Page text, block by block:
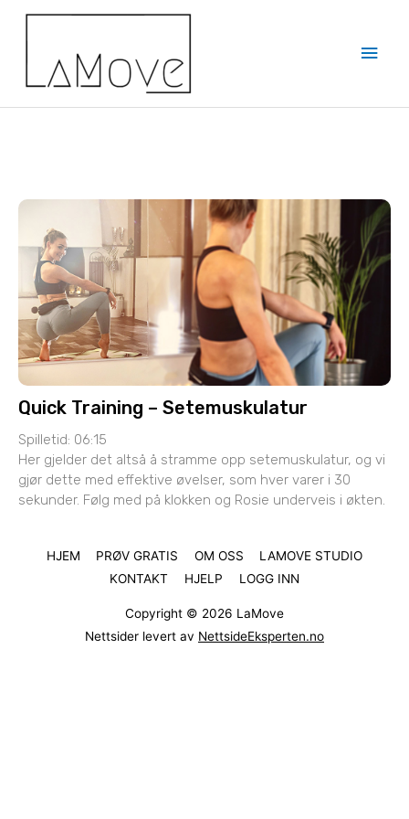
Quick Training – Setemuskulatur
Spilletid: 06:15
Her gjelder det altså å stramme opp setemuskulatur, og vi
gjør dette med effektive øvelser, som hver varer i 30
sekunder. Følg med på klokken og Rosie underveis i økten.
HJEM PRØV GRATIS OM OSS
LAMOVE STUDIO
KONTAKT
HJELP LOGG INN
Copyright © 2026 LaMove
Nettsider levert av NettsideEksperten.no